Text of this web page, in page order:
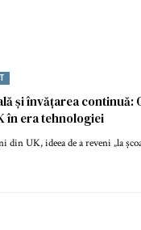
și învățarea
în era tehnologiei
UK, ideea de a reveni „la